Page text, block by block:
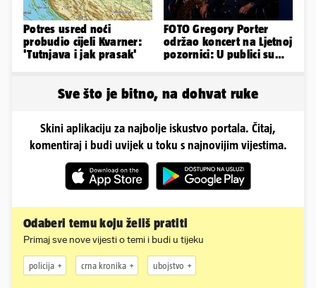
Potres usred noći
probudio cijeli Kvarner:
'Tutnjava i jak prasak'
FOTO Gregory Porter
održao koncert na Ljetnoj
pozornici: U publici su
Sve što je bitno, na dohvat ruke
Skini aplikaciju za najbolje iskustvo portala. Čitaj,
komentiraj i budi uvijek u toku s najnovijim vijestima.
Odaberi temu koju želiš pratiti
Primaj sve nove vijesti o temi i budi u tijeku
policija crna kronika ubojstvo